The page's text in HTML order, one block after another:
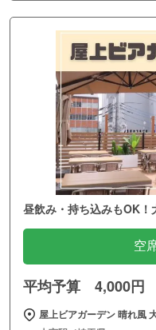
昼飲み・持ち込みもOK！
空
平均予算 4,000円
屋上ビアガーデン 晴れ風